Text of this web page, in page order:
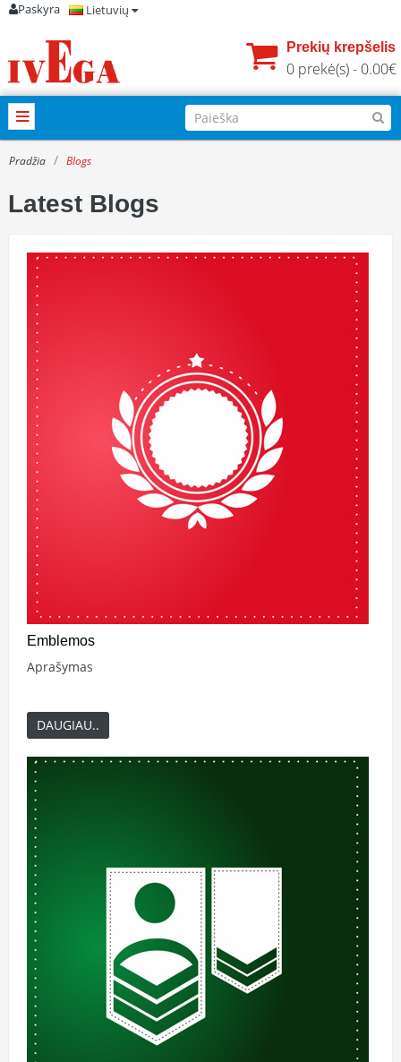
Paskyra Lietuvių
Prekių krepšelis
0 prekė(s) - 0.00€
Pradžia Blogs
Latest Blogs
Emblemos
Aprašymas
DAUGIAU..